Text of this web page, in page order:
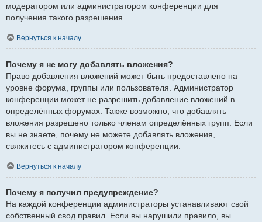
модератором или администратором конференции для
получения такого разрешения.
Вернуться к началу
Почему я не могу добавлять вложения?
Право добавления вложений может быть предоставлено на
уровне форума, группы или пользователя. Администратор
конференции может не разрешить добавление вложений в
определённых форумах. Также возможно, что добавлять
вложения разрешено только членам определённых групп. Если
вы не знаете, почему не можете добавлять вложения,
свяжитесь с администратором конференции.
Вернуться к началу
Почему я получил предупреждение?
На каждой конференции администраторы устанавливают свой
собственный свод правил. Если вы нарушили правило, вы